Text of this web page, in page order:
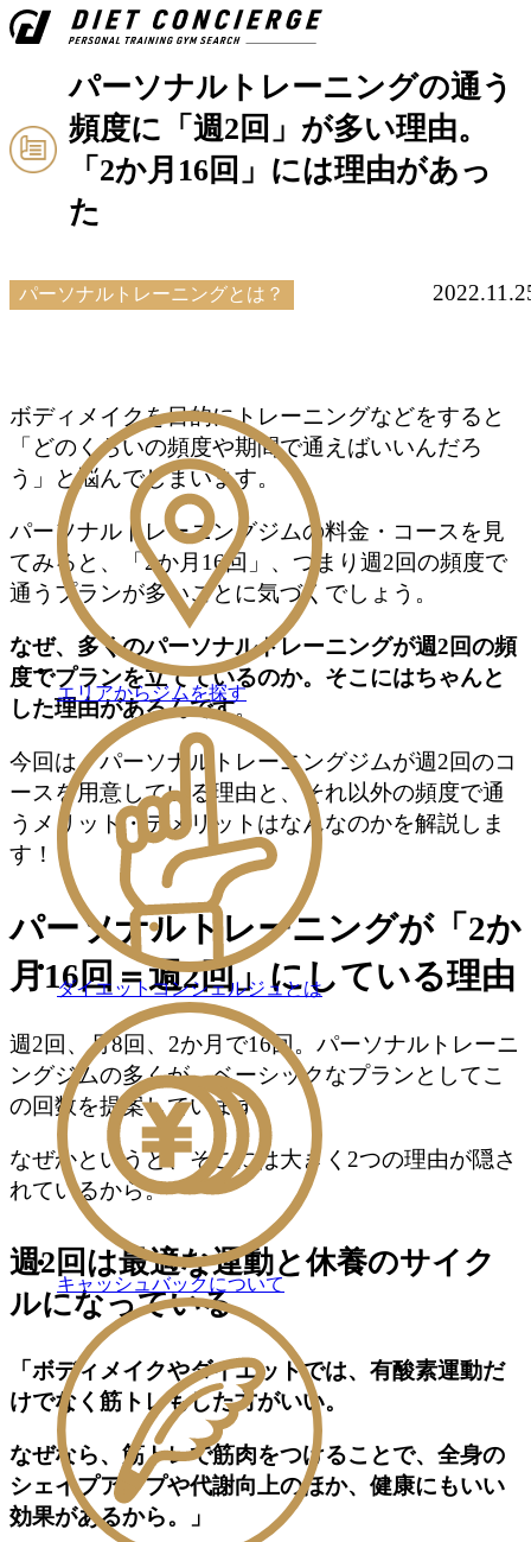
エリアからジムを探す
ダイエットコンシェルジュとは
キャッシュバックについて
パーソナルトレーニングの通う
頻度に「週2回」が多い理由。
「2か月16回」には理由があっ
た
パーソナルトレーニングとは？
ボディメイクを目的にトレーニングなどをすると
「どのくらいの頻度や期間で通えばいいんだろ
う」と悩んでしまいます。
パーソナルトレーニングジムの料金・コースを見
てみると、「2か月16回」、つまり週2回の頻度で
通うプランが多いことに気づくでしょう。
なぜ、多くのパーソナルトレーニングが週2回の頻
度でプランを立てているのか。そこにはちゃんと
した理由があるんです。
今回は、パーソナルトレーニングジムが週2回のコ
ースを用意している理由と、それ以外の頻度で通
うメリット・デメリットはなんなのかを解説しま
す！
パーソナルトレーニングが「2か
月16回＝週2回」にしている理由
週2回、月8回、2か月で16回。パーソナルトレーニ
ングジムの多くが、ベーシックなプランとしてこ
の回数を提案しています。
なぜかというと、そこには大きく2つの理由が隠さ
れているから。
週2回は最適な運動と休養のサイク
ルになっている
「ボディメイクやダイエットでは、有酸素運動だ
けでなく筋トレもした方がいい。
なぜなら、筋トレで筋肉をつけることで、全身の
シェイプアップや代謝向上のほか、健康にもいい
効果があるから。」